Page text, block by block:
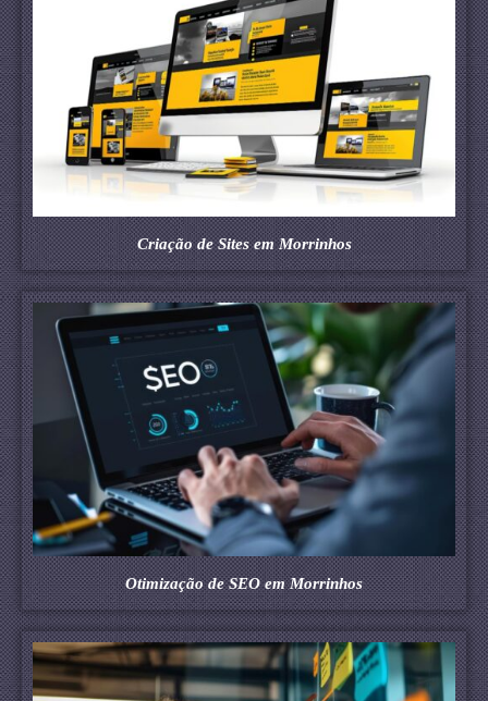
Criação de Sites em Morrinhos
Otimização de SEO em Morrinhos